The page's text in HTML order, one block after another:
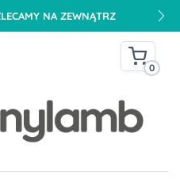
NA ZEWNĄTRZ
0